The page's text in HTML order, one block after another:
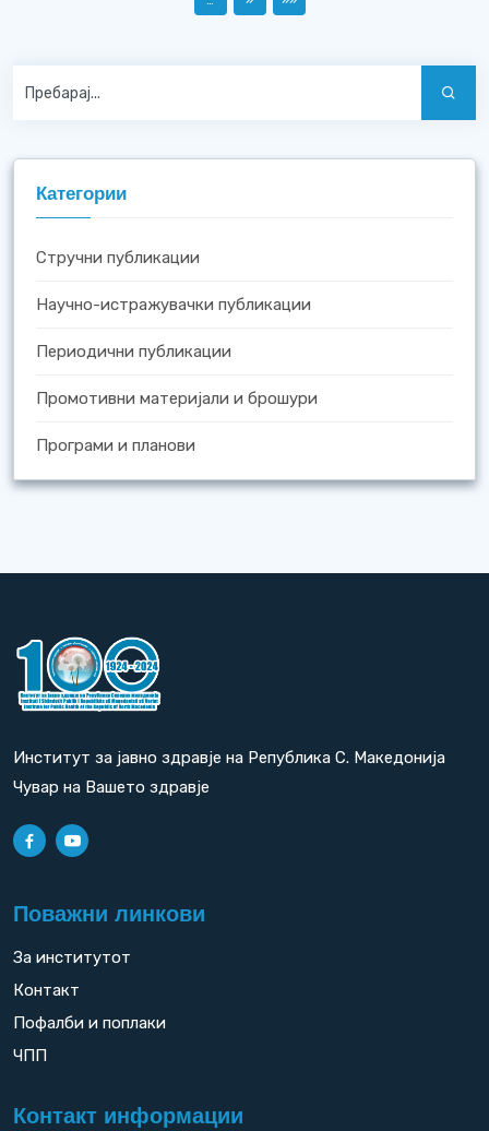
Категории
Стручни публикации
Научно-истражувачки публикации
Периодични публикации
Промотивни материјали и брошури
Програми и планови
Институт за јавно здравје на Република С. Македонија
Чувар на Вашето здравје
Поважни линкови
За институтот
Контакт
Пофалби и поплаки
ЧПП
Контакт информации